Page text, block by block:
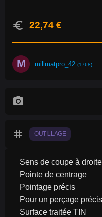
euro 22,74 €
M millmatpro_42 (1768)
photo_camera
tag OUTILLAGE
Sens de coupe à droite
Pointe de centrage
Pointage précis
Pour un perçage
Surface traitée TIN